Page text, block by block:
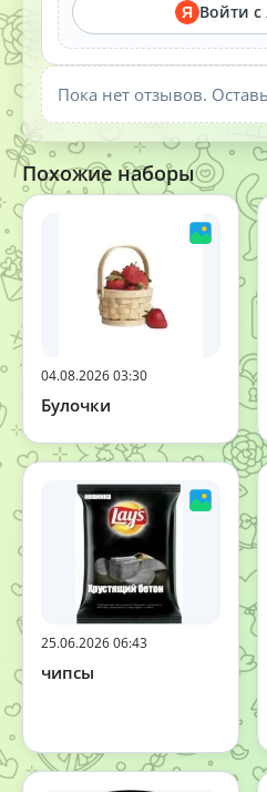
Я Войти с
Пока нет отзывов.
Похожие наборы
04.08.2026 03:30
Булочки
25.06.2026 06:43
чипсы